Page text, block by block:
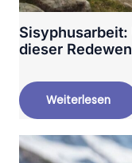
dieser
Weiterlesen